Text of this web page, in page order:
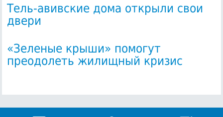
Тель-авивские дома открыли свои
двери
«Зеленые крыши» помогут
преодолеть жилищный кризис